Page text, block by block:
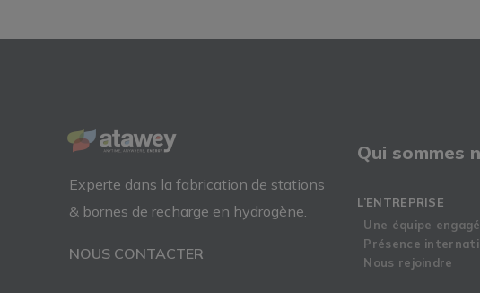
Experte dans la fabrication de stations
& bornes de recharge en hydrogène.
NOUS CONTACTER
Qui sommes
L’ENTREPRISE
Une équipe
Présence
Nous rejoindre